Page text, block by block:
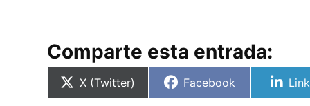
Comparte esta entrada:
Compartir
X (Twitter)
Compartir
Facebook